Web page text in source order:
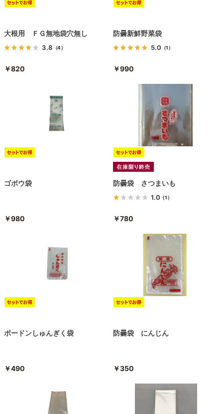
大根用 ＦＧ無地袋穴無し
3.8 （4）
￥820
防曇新鮮野菜袋
5.0 （1）
￥990
ゴボウ袋
￥980
防曇袋 さつまいも
1.0（1）
￥780
ボードンしゅんぎく袋
￥490
防曇袋 にんじん
￥350